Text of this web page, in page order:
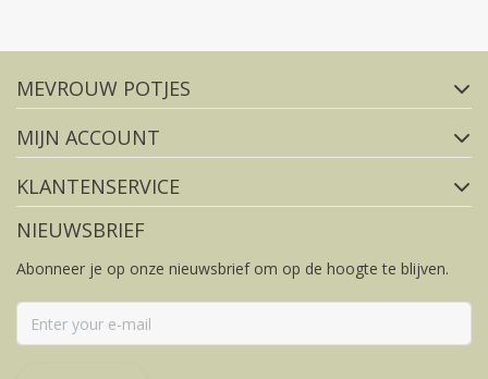
FACEBOOK
MEVROUW POTJES
MIJN ACCOUNT
KLANTENSERVICE
NIEUWSBRIEF
Abonneer je op onze nieuwsbrief om op de hoogte te blijven.